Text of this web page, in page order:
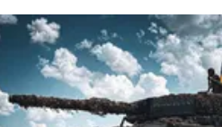
Polityka
Społeczeństwo